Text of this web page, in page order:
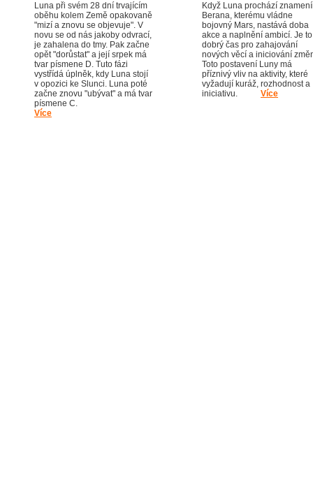
Luna při svém 28 dní trvajícím
oběhu kolem Země opakovaně
"mizí a znovu se objevuje". V
novu se od nás jakoby odvrací,
je zahalena do tmy. Pak začne
opět "dorůstat" a její srpek má
tvar písmene D. Tuto fázi
vystřídá úplněk, kdy Luna stojí
v opozici ke Slunci. Luna poté
začne znovu "ubývat" a má tvar
písmene C.
Více
Když Luna prochází
Berana, kterému vládne
bojovný Mars, nastává doba
akce a naplnění ambicí. Je to
dobrý čas pro zahajování
nových věcí a iniciování
Toto postavení Luny má
příznivý vliv na aktivity, které
vyžadují kuráž, rozhodnost a
iniciativu. Více